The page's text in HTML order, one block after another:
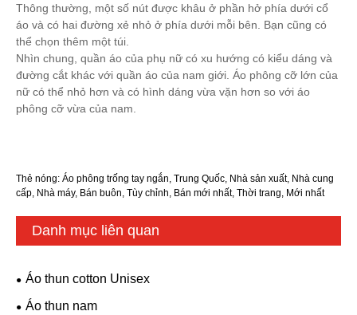
Thông thường, một số nút được khâu ở phần hở phía dưới cổ
áo và có hai đường xẻ nhỏ ở phía dưới mỗi bên. Bạn cũng có
thể chọn thêm một túi.
Nhìn chung, quần áo của phụ nữ có xu hướng có kiểu dáng và
đường cắt khác với quần áo của nam giới. Áo phông cỡ lớn của
nữ có thể nhỏ hơn và có hình dáng vừa vặn hơn so với áo
phông cỡ vừa của nam.
Thẻ nóng: Áo phông trống tay ngắn, Trung Quốc, Nhà sản xuất, Nhà cung
cấp, Nhà máy, Bán buôn, Tùy chỉnh, Bán mới nhất, Thời trang, Mới nhất
Danh mục liên quan
Áo thun cotton Unisex
Áo thun nam